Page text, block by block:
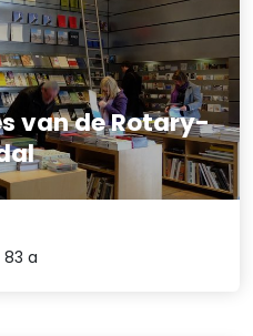
van de Rotary-
a